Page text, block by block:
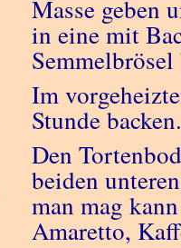
Masse geben
in eine mit
Im
Stunde
Den
beiden
man mag
Amaretto,